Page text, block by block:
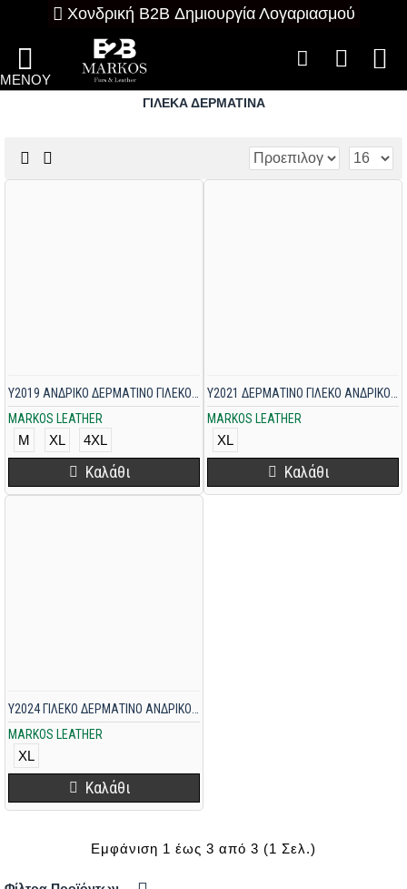
Χονδρική B2B Δημιουργία Λογαριασμού
ΓΙΛΕΚΑ ΔΕΡΜΑΤΙΝΑ
MARKOS LEATHER
M XL 4XL
Καλάθι
MARKOS LEATHER
XL
Καλάθι
MARKOS LEATHER
XL
Καλάθι
Εμφάνιση 1 έως 3 από 3 (1 Σελ.)